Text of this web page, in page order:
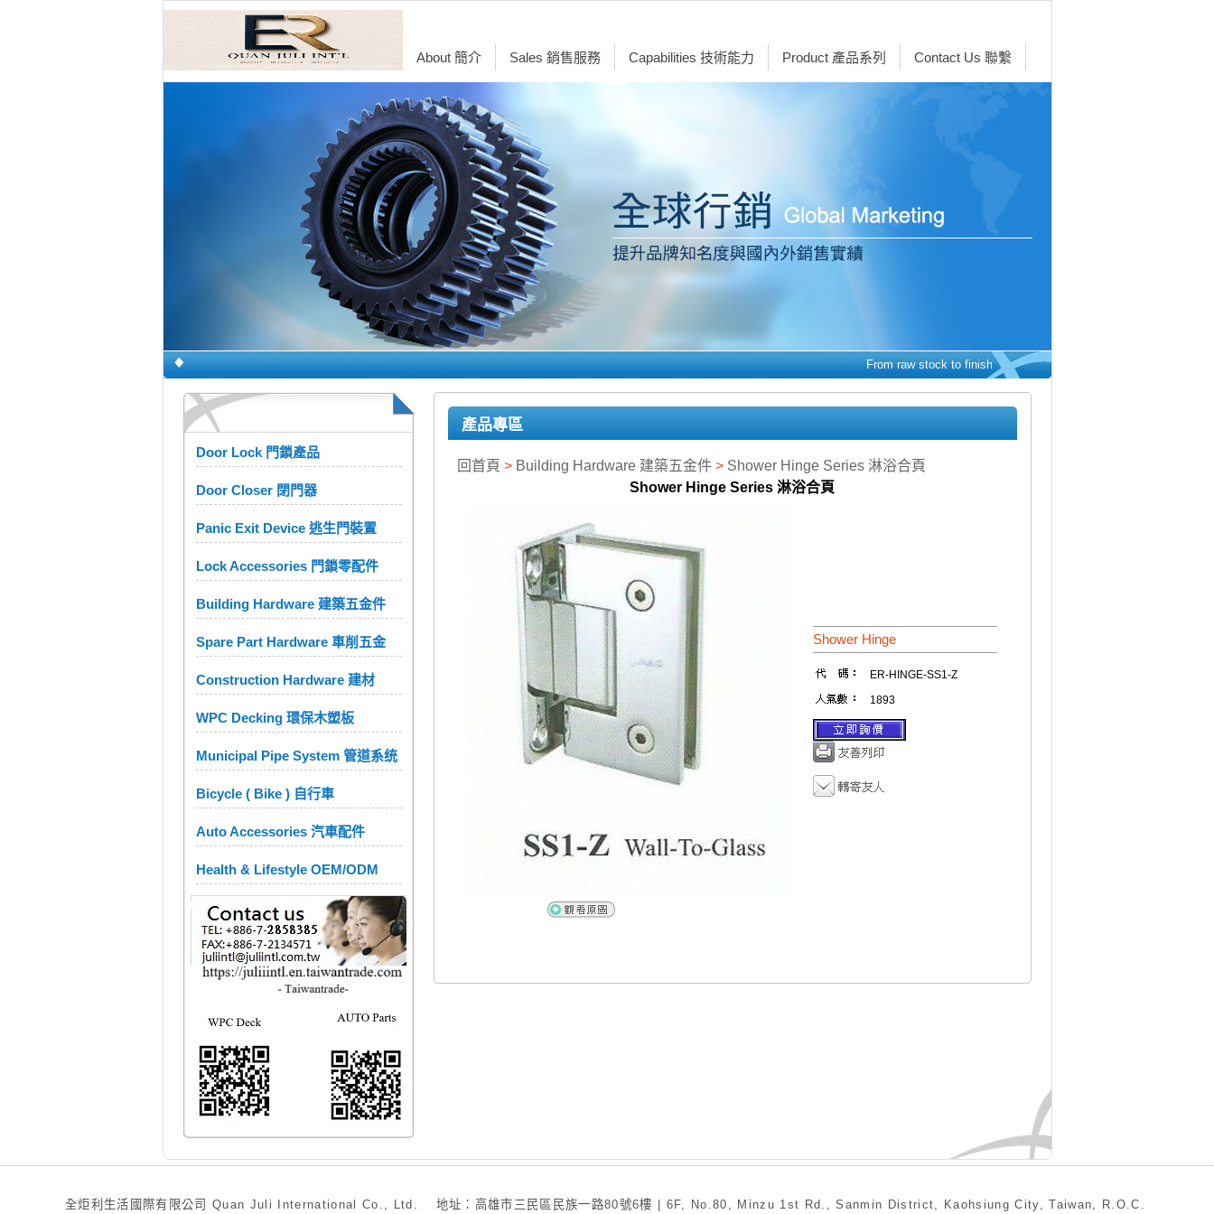
About 簡介 Sales 銷售服務 Capabilities 技術能力 Product 產品系列 Contact Us 聯繫
From raw stock to finished parts - we make it easy. 從原材料到成
Door Lock 門鎖產品
Door Closer 閉門器
Panic Exit Device 逃生門裝置
Lock Accessories 門鎖零配件
Building Hardware 建築五金件
Spare Part Hardware 車削五金
Construction Hardware 建材
WPC Decking 環保木塑板
Municipal Pipe System 管道系统
Bicycle ( Bike ) 自行車
Auto Accessories 汽車配件
Health & Lifestyle OEM/ODM
產品專區
回首頁 > Building Hardware 建築五金件 > Shower Hinge Series 淋浴合頁
Shower Hinge Series 淋浴合頁
Shower Hinge
ER-HINGE-SS1-Z
1893
全炬利生活國際有限公司 Quan Juli International Co., Ltd. 地址：高雄市三民區民族一路80號6樓 | 6F, No.80, Minzu 1st Rd., Sanmin District, Kaohsiung City, Taiwan, R.O.C.